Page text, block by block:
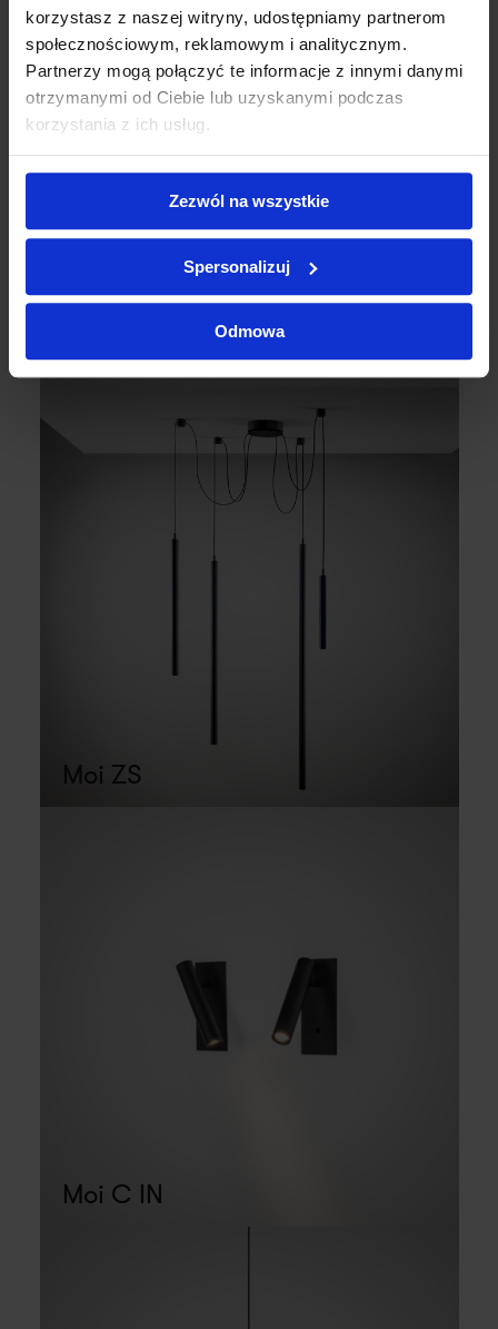
korzystasz z naszej witryny, udostępniamy partnerom
społecznościowym, reklamowym i analitycznym.
Partnerzy mogą połączyć te informacje z innymi danymi
otrzymanymi od Ciebie lub uzyskanymi podczas
korzystania z ich usług.
Zezwól na wszystkie
Spersonalizuj
Odmowa
Moi R ON
Moi ZS
Moi C IN